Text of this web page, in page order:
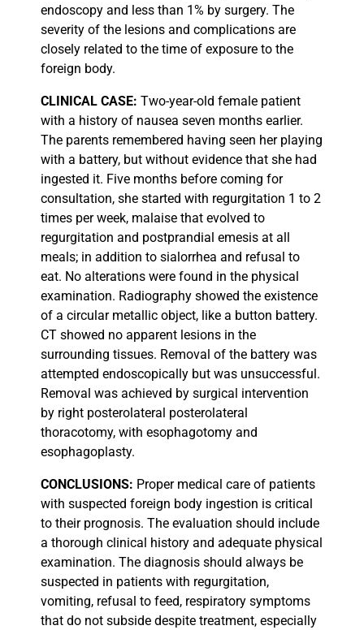
endoscopy and less than 1% by surgery. The
severity of the lesions and complications are
closely related to the time of exposure to the
foreign body.
CLINICAL CASE: Two-year-old female patient
with a history of nausea seven months earlier.
The parents remembered having seen her playing
with a battery, but without evidence that she had
ingested it. Five months before coming for
consultation, she started with regurgitation 1 to 2
times per week, malaise that evolved to
regurgitation and postprandial emesis at all
meals; in addition to sialorrhea and refusal to
eat. No alterations were found in the physical
examination. Radiography showed the existence
of a circular metallic object, like a button battery.
CT showed no apparent lesions in the
surrounding tissues. Removal of the battery was
attempted endoscopically but was unsuccessful.
Removal was achieved by surgical intervention
by right posterolateral posterolateral
thoracotomy, with esophagotomy and
esophagoplasty.
CONCLUSIONS: Proper medical care of patients
with suspected foreign body ingestion is critical
to their prognosis. The evaluation should include
a thorough clinical history and adequate physical
examination. The diagnosis should always be
suspected in patients with regurgitation,
vomiting, refusal to feed, respiratory symptoms
that do not subside despite treatment, especially